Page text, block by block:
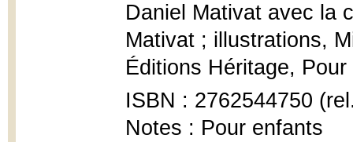
Daniel Mativat avec la
Mativat ; illustrations,
Éditions Héritage,
ISBN : 2762544750
Notes : Pour enfants